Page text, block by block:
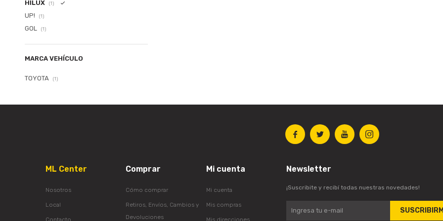
HILUX (1)
UP! (1)
GOL (1)
MARCA VEHÍCULO
TOYOTA (1)
   
ML Center
Nosotros
Local
Contacto
Comprar
Cómo comprar
Retiros, Envíos, Cambios y
Devoluciones
Mi cuenta
Mi cuenta
Mis compras
Mis direcciones
Newsletter
¡Suscribite y recibí todas nuestras novedades!